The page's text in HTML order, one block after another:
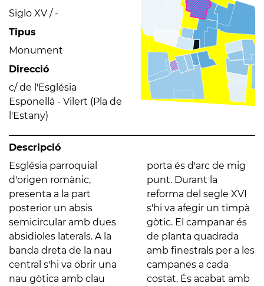
Siglo XV / -
Tipus
Monument
Direcció
c/ de l'Església
Esponellà - Vilert (Pla de
l'Estany)
Descripció
Església parroquial
d'origen romànic,
presenta a la part
posterior un absis
semicircular amb dues
absidioles laterals. A la
banda dreta de la nau
central s'hi va obrir una
nau gòtica amb clau
porta és d'arc de mig
punt. Durant la
reforma del segle XVI
s'hi va afegir un timpà
gòtic. El campanar és
de planta quadrada
amb finestrals per a les
campanes a cada
costat. És acabat amb